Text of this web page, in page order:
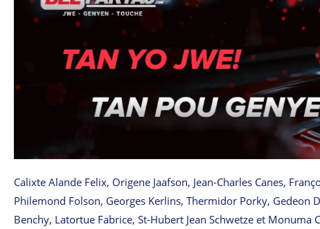
Calixte Alande Felix, Origene Jaafson, Jean-Charles Canes,
Philemond Folson, Georges Kerlins, Thermidor Porky, Gedeon
Benchy, Latortue Fabrice, St-Hubert Jean Schwetze et Monuma